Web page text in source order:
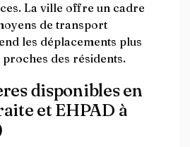
La ville offre un cadre
de transport
les déplacements plus
des résidents.
disponibles en
et EHPAD à